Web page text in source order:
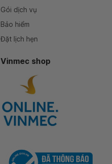
Gói dịch vụ
Bảo hiểm
Đặt lịch hẹn
Vinmec shop